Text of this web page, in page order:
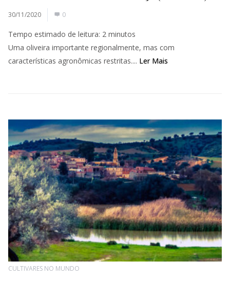
30/11/2020 0
Tempo estimado de leitura: 2 minutos
Uma oliveira importante regionalmente, mas com
características agronômicas restritas.... Ler Mais
CULTIVARES NO MUNDO